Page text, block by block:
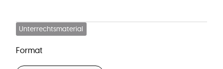
Unterrechtsmaterial
Format